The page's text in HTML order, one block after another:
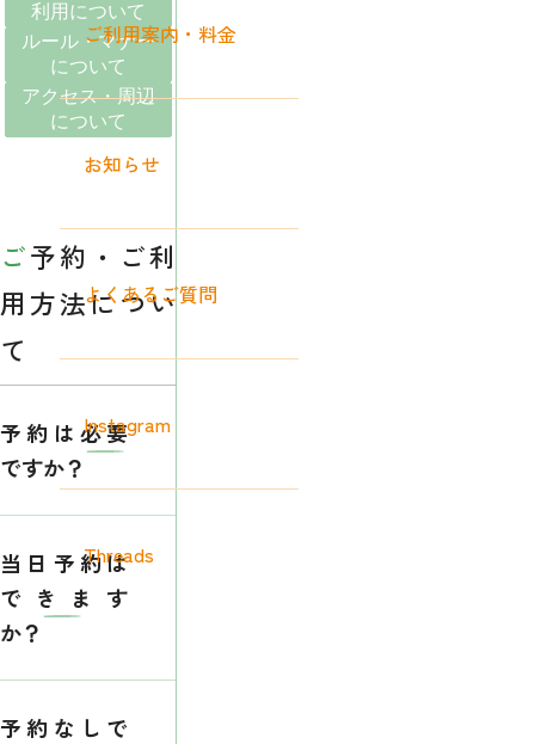
ご利用案内・料金
お知らせ
よくあるご質問
Instagram
Threads
利用について
ルール・マナー
について
アクセス・周辺
について
ご予約・ご利
用方法につい
て
予約は必要
ですか？
当日予約は
できます
か？
予約なしで